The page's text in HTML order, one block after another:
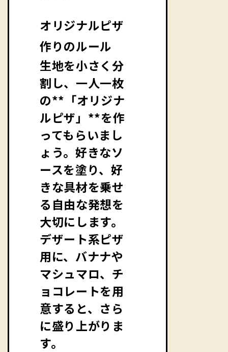
オリジナルピザ
作りのルール
生地を小さく分
割し、一人一枚
の**「オリジナ
ルピザ」**を作
ってもらいまし
ょう。好きなソ
ースを塗り、好
きな具材を乗せ
る自由な発想を
大切にします。
デザート系ピザ
用に、バナナや
マシュマロ、チ
ョコレートを用
意すると、さら
に盛り上がりま
す。